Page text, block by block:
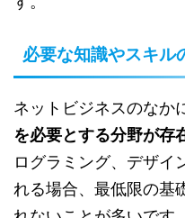
必要な知識やスキル
ネットビジネスのなか
を必要とする分野が存
ログラミング、デザイ
れる場合、最低限の基